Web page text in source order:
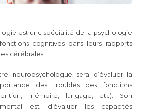
est une spécialité de la psychologie
cognitives dans leurs rapports
cérébrales.
neuropsychologue sera d’évaluer la
des troubles des fonctions
mémoire, langage, etc). Son
est d’évaluer les capacités